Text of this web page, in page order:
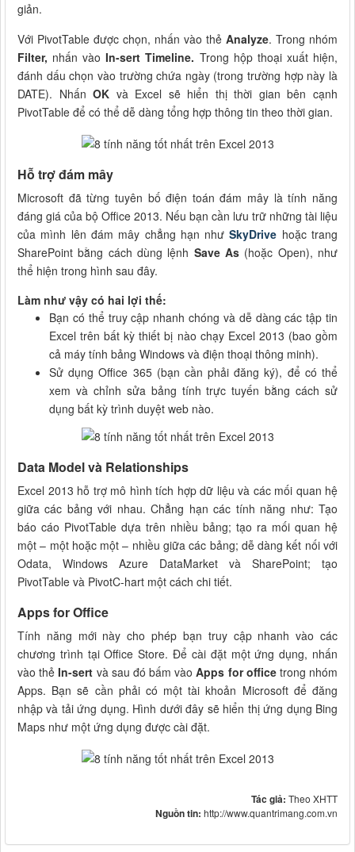
giản.
Với PivotTable được chọn, nhấn vào thẻ Analyze. Trong nhóm
Filter, nhấn vàoIn-sert Timeline. Trong hộp thoại xuất hiện,
đánh dấu chọn vào trường chứa ngày (trong trường hợp này là
DATE). NhấnOK và Excel sẽ hiển thị thời gian bên cạnh
PivotTable để có thể dễ dàng tổng hợp thông tin theo thời gian.
Hỗ trợ đám mây
Microsoft đã từng tuyên bố điện toán đám mây là tính năng
đáng giá của bộ Office 2013. Nếu bạn cần lưu trữ những tài liệu
của mình lên đám mây chẳng hạn nhưSkyDrive hoặc trang
SharePoint bằng cách dùng lệnh Save As (hoặc Open), như
thể hiện trong hình sau đây.
Làm như vậy có hai lợi thế:
Bạn có thể truy cập nhanh chóng và dễ dàng các tập tin
Excel trên bất kỳ thiết bị nào chạy Excel 2013 (bao gồm
cả máy tính bảng Windows và điện thoại thông minh).
Sử dụng Office 365 (bạn cần phải đăng ký), để có thể
xem và chỉnh sửa bảng tính trực tuyến bằng cách sử
dụng bất kỳ trình duyệt web nào.
Data Model và Relationships
Excel 2013 hỗ trợ mô hình tích hợp dữ liệu và các mối quan hệ
giữa các bảng với nhau. Chẳng hạn các tính năng như: Tạo
báo cáo PivotTable dựa trên nhiều bảng; tạo ra mối quan hệ
một – một hoặc một – nhiều giữa các bảng; dễ dàng kết nối với
Odata, Windows Azure DataMarket và SharePoint; tạo
PivotTable và PivotC-hart một cách chi tiết.
Apps for Office
Tính năng mới này cho phép bạn truy cập nhanh vào các
chương trình tại Office Store. Để cài đặt một ứng dụng, nhấn
vào thẻ In-sert và sau đó bấm vàoApps for officetrong nhóm
Apps. Bạn sẽ cần phải có một tài khoản Microsoft để đăng
nhập và tải ứng dụng. Hình dưới đây sẽ hiển thị ứng dụng Bing
Maps như một ứng dụng được cài đặt.
Tác giả: Theo XHTT
Nguồn tin: http://www.quantrimang.com.vn